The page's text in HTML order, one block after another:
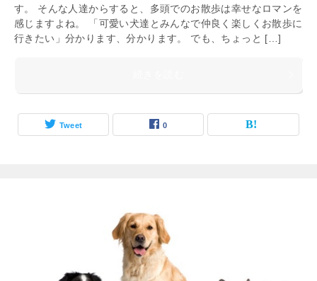
す。 そんな人達からすると、多頭でのお散歩は幸せなロマンを
感じますよね。 「可愛い犬達とみんなで仲良く楽しくお散歩に
行きたい」分かります、分かります。 でも、ちょっと […]
Tweet 0